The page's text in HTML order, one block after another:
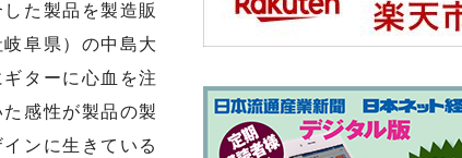
た製品を製造販
阜県）の中島大
ターに心血を注
感性が製品の製
ンに生きている